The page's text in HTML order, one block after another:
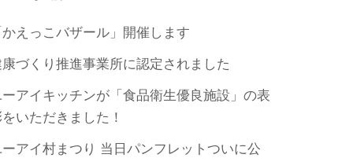
えっこバザール」開催します
づくり推進事業所に認定されました
アイキッチンが「食品衛生優良施設」の表
いただきました！
アイ村まつり 当日パンフレットついに公